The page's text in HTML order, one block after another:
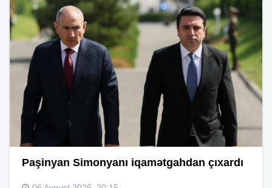
Paşinyan Simonyanı iqamətgahdan çıxardı